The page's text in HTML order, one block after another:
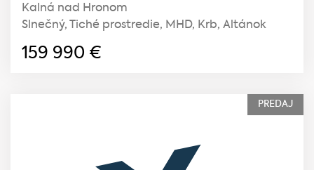
Kalná nad Hronom
Slnečný, Tiché prostredie, MHD, Krb, Altánok
159 990 €
PREDAJ